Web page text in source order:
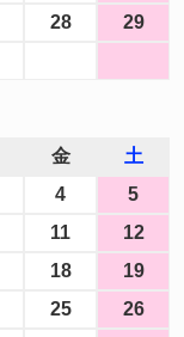
28
29
金
土
4
5
11
12
18
19
25
26